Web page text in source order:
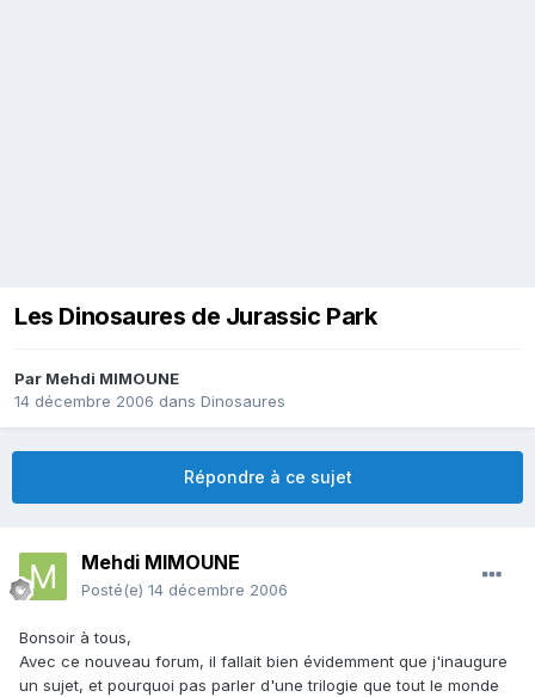
Les Dinosaures de Jurassic Park
Par Mehdi MIMOUNE
14 décembre 2006 dans Dinosaures
Répondre à ce sujet
Mehdi MIMOUNE
Posté(e) 14 décembre 2006
Bonsoir à tous,
Avec ce nouveau forum, il fallait bien évidemment que j'inaugure
un sujet, et pourquoi pas parler d'une trilogie que tout le monde